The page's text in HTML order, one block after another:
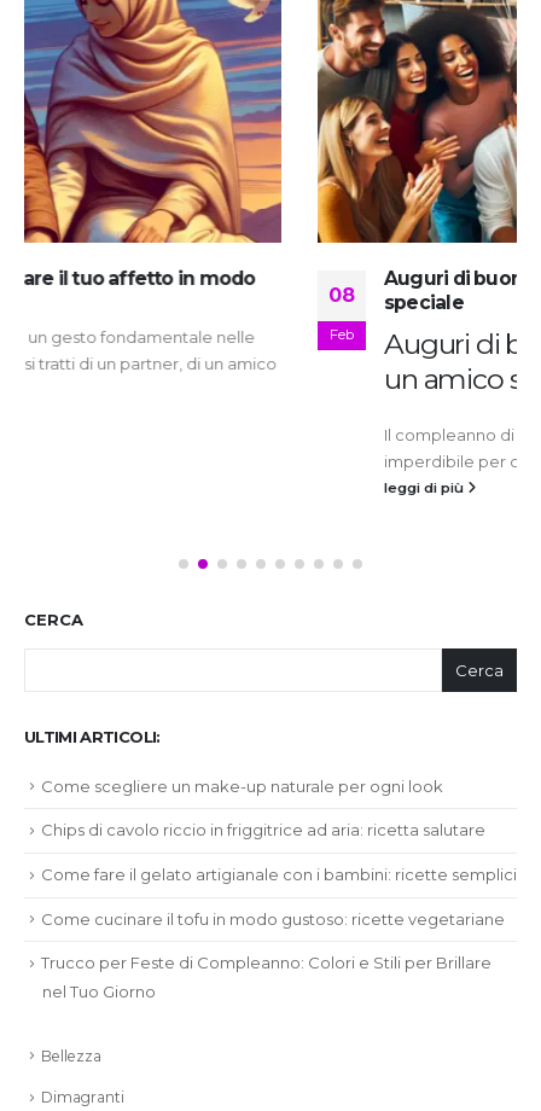
Feb
Auguri di buon compleanno per un amico
Auguri di buon compleanno per
un amico speciale
Il compleanno di un amico speciale è un’occasione
imperdibile per dimostrare quanto sia...
CERCA
Cerca
ULTIMI ARTICOLI:
Come scegliere un make-up naturale per ogni look
Chips di cavolo riccio in friggitrice ad aria: ricetta salutare
Come fare il gelato artigianale con i bambini: ricette semplici
Come cucinare il tofu in modo gustoso: ricette vegetariane
Trucco per Feste di Compleanno: Colori e Stili per Brillare
nel Tuo Giorno
Bellezza
Dimagranti